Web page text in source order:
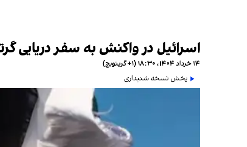
اسرائیل در واکنش به سفر دریایی
۱۴ خرداد ۱۴۰۴، ۱۸:۳۰ (‎+۱ گرینویچ)
پخش نسخه شنیداری